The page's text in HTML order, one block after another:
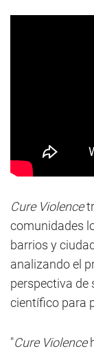
Cure Violence
comunidades
barrios y
analizando el
perspectiva de
científico para
"Cure Violence